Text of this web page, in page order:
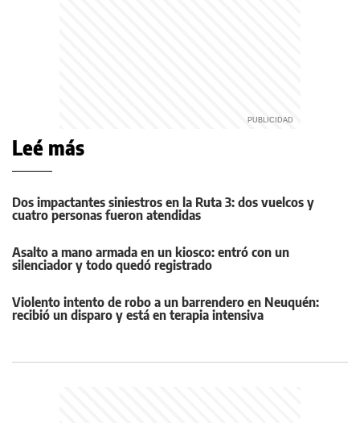
Leé más
Dos impactantes siniestros en la Ruta 3: dos vuelcos y
cuatro personas fueron atendidas
Asalto a mano armada en un kiosco: entró con un
silenciador y todo quedó registrado
Violento intento de robo a un barrendero en Neuquén:
recibió un disparo y está en terapia intensiva